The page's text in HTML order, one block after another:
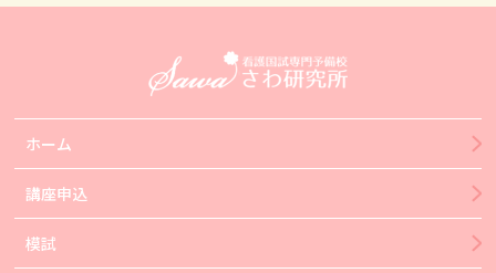
ホーム
講座申込
模試